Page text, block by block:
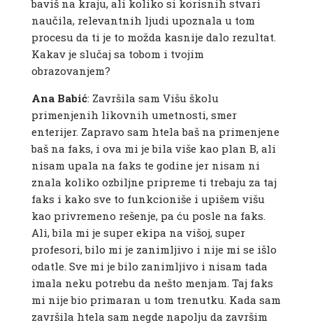
baviš na kraju, ali koliko si korisnih stvari
naučila, relevantnih ljudi upoznala u tom
procesu da ti je to možda kasnije dalo rezultat.
Kakav je slučaj sa tobom i tvojim
obrazovanjem?
Ana Babić: Završila sam Višu školu
primenjenih likovnih umetnosti, smer
enterijer. Zapravo sam htela baš na primenjene
baš na faks, i ova mi je bila više kao plan B, ali
nisam upala na faks te godine jer nisam ni
znala koliko ozbiljne pripreme ti trebaju za taj
faks i kako sve to funkcioniše i upišem višu
kao privremeno rešenje, pa ću posle na faks.
Ali, bila mi je super ekipa na višoj, super
profesori, bilo mi je zanimljivo i nije mi se išlo
odatle. Sve mi je bilo zanimljivo i nisam tada
imala neku potrebu da nešto menjam. Taj faks
mi nije bio primaran u tom trenutku. Kada sam
završila htela sam negde napolju da završim